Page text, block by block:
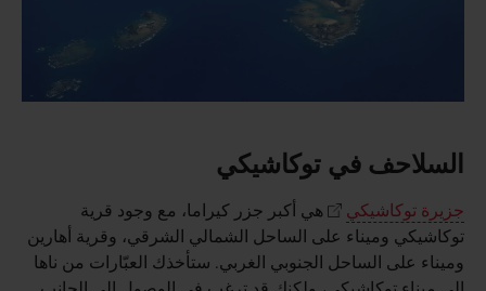
السلاحف في توكاشيكي
جزيرة توكاشيكي
هي أكبر جزر كيراما، مع وجود قرية
توكاشيكي وميناء على الساحل الشمالي الشرقي، وقرية أهارين
وميناء على الساحل الجنوبي الغربي. ستأخذك العبّارات من ناها